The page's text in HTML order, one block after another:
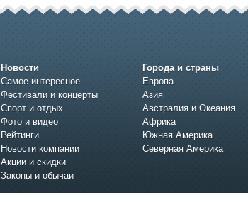
Новости
Самое интересное
Фестивали и концерты
Спорт и отдых
Фото и видео
Рейтинги
Новости компании
Акции и скидки
Законы и обычаи
Города и страны
Европа
Азия
Австралия и Океания
Африка
Южная Америка
Северная Америка